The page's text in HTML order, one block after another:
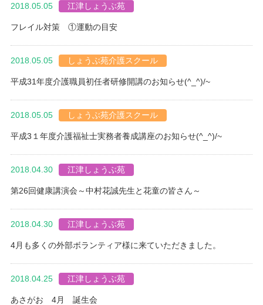
2018.05.05 江津しょうぶ苑
フレイル対策 ①運動の目安
2018.05.05 しょうぶ苑介護スクール
平成31年度介護職員初任者研修開講のお知らせ(^_^)/~
2018.05.05 しょうぶ苑介護スクール
平成3１年度介護福祉士実務者養成講座のお知らせ(^_^)/~
2018.04.30 江津しょうぶ苑
第26回健康講演会～中村花誠先生と花童の皆さん～
2018.04.30 江津しょうぶ苑
4月も多くの外部ボランティア様に来ていただきました。
2018.04.25 江津しょうぶ苑
あさがお 4月 誕生会